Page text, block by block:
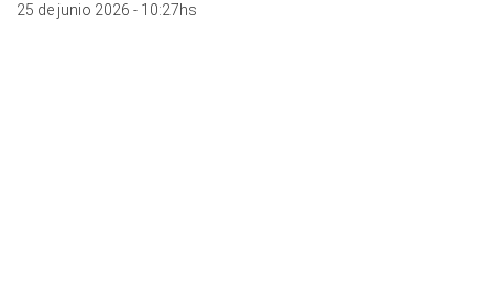
25 de junio 2026 - 10:27hs